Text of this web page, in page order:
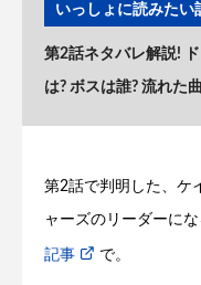
いっしょに読みたい
第2話ネタバレ解説!
は? ボスは誰? 流れた
第2話で判明した、ケ
ャーズのリーダーに
記事 で。